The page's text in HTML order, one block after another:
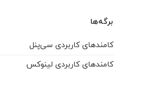
برگه‌ها
کامندهای کاربردی سی‌پنل
کامندهای کاربردی لینوکس